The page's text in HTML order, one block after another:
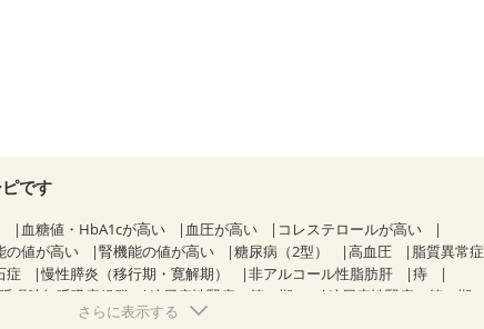
です
血糖値・HbA1cが高い 血圧が高い
コレステロールが高い
の値が高い 腎機能の値が高い 糖尿病（2型） 高血圧
脂質異常症
症 慢性膵炎（移行期・寛解期） 非アルコール性脂肪肝
痔
睡眠時無呼吸症候群 糖尿病性腎症（第１期）
糖尿病性腎症（第２期）
CKD（ステージ２）
さらに表示する